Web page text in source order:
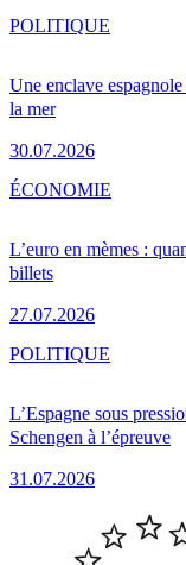
Une enclave
la mer
30.07.2026
POLITIQUE
L’euro en mèmes :
billets
27.07.2026
ÉCONOMIE
L’Espagne sous
Schengen à l’épreuve
31.07.2026
POLITIQUE